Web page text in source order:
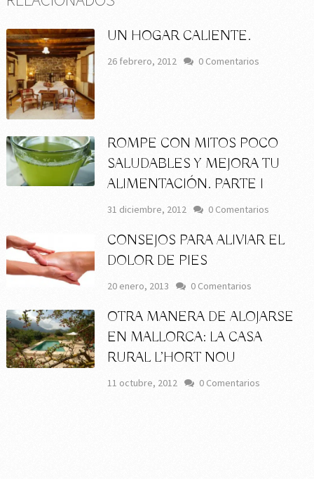
UN HOGAR CALIENTE.
26 febrero, 2012 0 Comentarios
ROMPE CON MITOS POCO
SALUDABLES Y MEJORA TU
ALIMENTACIÓN. PARTE I
31 diciembre, 2012 0 Comentarios
CONSEJOS PARA ALIVIAR EL
DOLOR DE PIES
20 enero, 2013 0 Comentarios
OTRA MANERA DE ALOJARSE
EN MALLORCA: LA CASA
RURAL L’HORT NOU
11 octubre, 2012 0 Comentarios